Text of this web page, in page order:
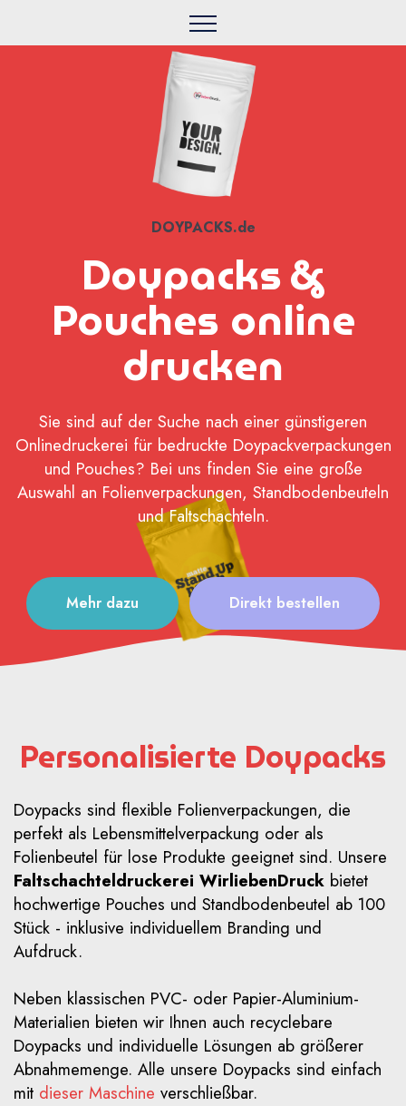
DOYPACKS.de
Doypacks &
Pouches online
drucken
Sie sind auf der Suche nach einer günstigeren
Onlinedruckerei für bedruckte Doypackverpackungen
und Pouches? Bei uns finden Sie eine große
Auswahl an Folienverpackungen, Standbodenbeuteln
und Faltschachteln.
Mehr dazu Direkt bestellen
Personalisierte Doypacks
Doypacks sind flexible Folienverpackungen, die
perfekt als Lebensmittelverpackung oder als
Folienbeutel für lose Produkte geeignet sind. Unsere
Faltschachteldruckerei WirliebenDruck bietet
hochwertige Pouches und Standbodenbeutel ab 100
Stück - inklusive individuellem Branding und
Aufdruck.
Neben klassischen PVC- oder Papier-Aluminium-
Materialien bieten wir Ihnen auch recyclebare
Doypacks und individuelle Lösungen ab größerer
Abnahmemenge. Alle unsere Doypacks sind einfach
mit dieser Maschine verschließbar.